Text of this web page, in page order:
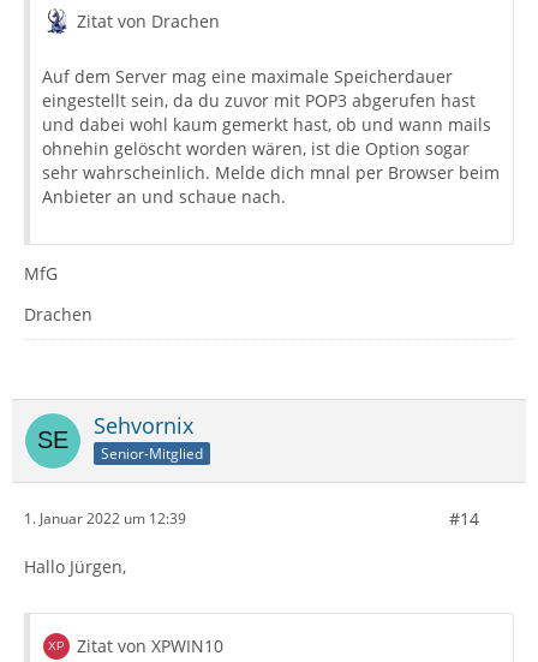
Zitat von Drachen
Auf dem Server mag eine maximale Speicherdauer
eingestellt sein, da du zuvor mit POP3 abgerufen hast
und dabei wohl kaum gemerkt hast, ob und wann mails
ohnehin gelöscht worden wären, ist die Option sogar
sehr wahrscheinlich. Melde dich mnal per Browser beim
Anbieter an und schaue nach.
MfG
Drachen
Sehvornix
Senior-Mitglied
1. Januar 2022 um 12:39 #14
Hallo Jürgen,
Zitat von XPWIN10